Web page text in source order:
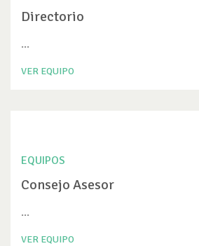
Directorio
...
VER EQUIPO
EQUIPOS
Consejo Asesor
...
VER EQUIPO